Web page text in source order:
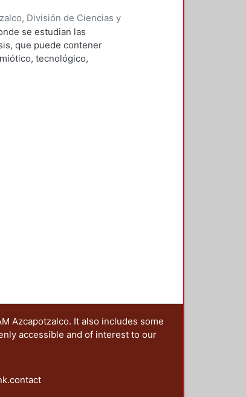
División de Ciencias y
en el Tiempo
editor;Haroldo Alfaro,
;Guerrero Baca, Luis F.
se estudian las
que puede contener
tecnológico,
Azcapotzalco. It also includes some
accessible and of interest to our